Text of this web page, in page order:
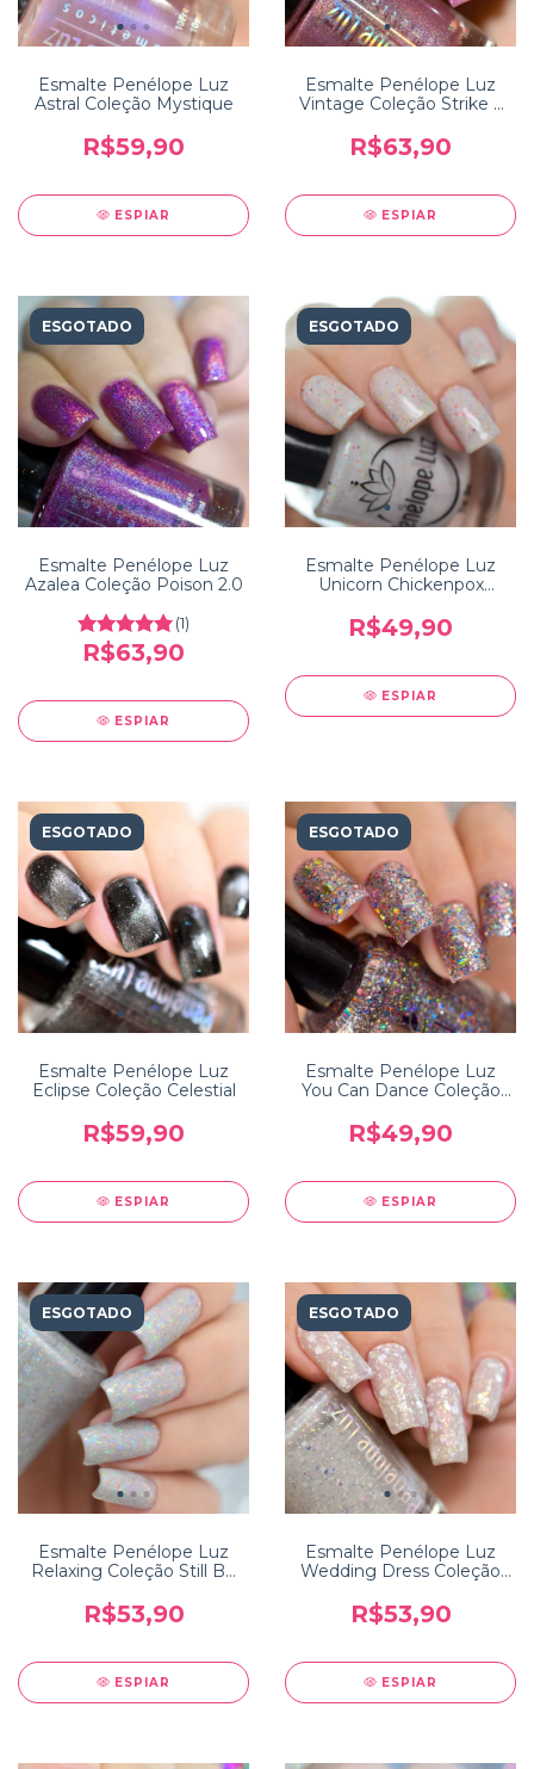
Esmalte Penélope Luz
Astral Coleção Mystique
R$59,90
ESPIAR
Esmalte Penélope Luz
Vintage Coleção Strike a
R$63,90
ESPIAR
ESGOTADO
Esmalte Penélope Luz
Azalea Coleção Poison 2.0
(1)
R$63,90
ESPIAR
ESGOTADO
Esmalte Penélope Luz
Unicorn Chickenpox
R$49,90
ESPIAR
ESGOTADO
Esmalte Penélope Luz
Eclipse Coleção Celestial
R$59,90
ESPIAR
ESGOTADO
Esmalte Penélope Luz
You Can Dance Coleção
R$49,90
ESPIAR
ESGOTADO
Esmalte Penélope Luz
Relaxing Coleção Still Be
R$53,90
ESPIAR
ESGOTADO
Esmalte Penélope Luz
Wedding Dress Coleção
R$53,90
ESPIAR